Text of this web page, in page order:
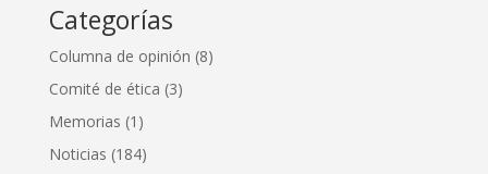
Categorías
Columna de opinión (8)
Comité de ética (3)
Memorias (1)
Noticias (184)